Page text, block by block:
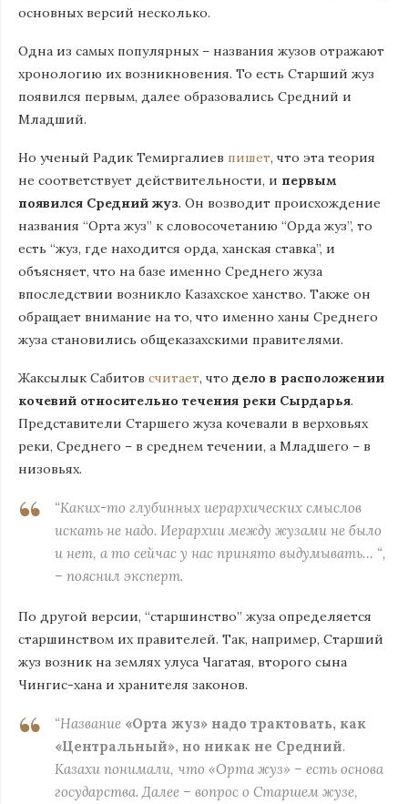
основных версий несколько.
Одна из самых популярных – названия жузов отражают
хронологию их возникновения. То есть Старший жуз
появился первым, далее образовались Средний и
Младший.
Но ученый Радик Темиргалиев пишет, что эта теория
не соответствует действительности, и первым
появился Средний жуз. Он возводит происхождение
названия “Орта жуз” к словосочетанию “Орда жуз”, то
есть “жуз, где находится орда, ханская ставка”, и
объясняет, что на базе именно Среднего жуза
впоследствии возникло Казахское ханство. Также он
обращает внимание на то, что именно ханы Среднего
жуза становились общеказахскими правителями.
Жаксылык Сабитов считает, что дело в расположении
кочевий относительно течения реки Сырдарья.
Представители Старшего жуза кочевали в верховьях
реки, Среднего – в среднем течении, а Младшего – в
низовьях.
“Каких-то глубинных иерархических смыслов
искать не надо. Иерархии между жузами не было
и нет, а то сейчас у нас принято выдумывать… “,
– пояснил эксперт.
По другой версии, “старшинство” жуза определяется
старшинством их правителей. Так, например, Старший
жуз возник на землях улуса Чагатая, второго сына
Чингис-хана и хранителя законов.
“Название «Орта жуз» надо трактовать, как
«Центральный», но никак не Средний.
Казахи понимали, что «Орта жуз» – есть основа
государства. Далее – вопрос о Старшем жузе,